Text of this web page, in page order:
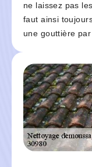
ne laissez pas
faut ainsi
une gouttière